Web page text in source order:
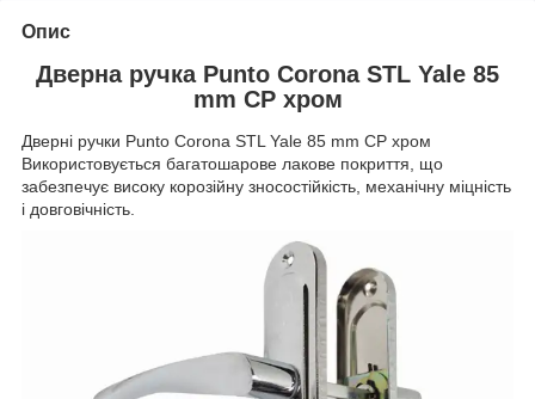
Опис
Дверна ручка Punto Corona STL Yale 85
mm CP хром
Дверні ручки Punto Corona STL Yale 85 mm CP хром
Використовується багатошарове лакове покриття, що
забезпечує високу корозійну зносостійкість, механічну міцність
і довговічність.